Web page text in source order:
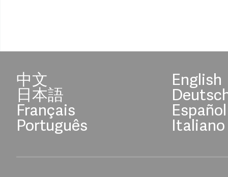
中文 English
日本語
Français Español
Português Italiano